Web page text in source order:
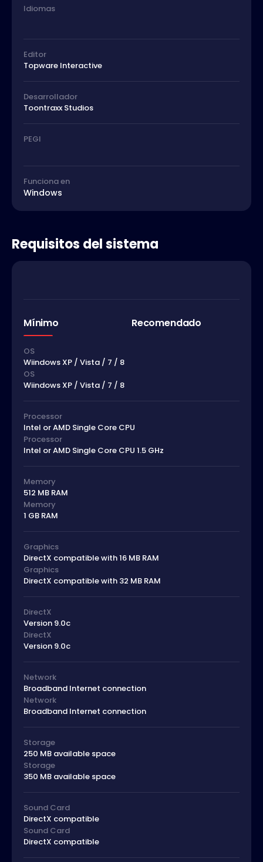
Idiomas
Editor
Topware Interactive
Desarrollador
Toontraxx Studios
PEGI
Funciona en
Windows
Requisitos del sistema
Mínimo Recomendado
OS
Wiindows XP / Vista / 7 / 8
OS
Wiindows XP / Vista / 7 / 8
Processor
Intel or AMD Single Core CPU
Processor
Intel or AMD Single Core CPU 1.5 GHz
Memory
512 MB RAM
Memory
1 GB RAM
Graphics
DirectX compatible with 16 MB RAM
Graphics
DirectX compatible with 32 MB RAM
DirectX
Version 9.0c
DirectX
Version 9.0c
Network
Broadband Internet connection
Network
Broadband Internet connection
Storage
250 MB available space
Storage
350 MB available space
Sound Card
DirectX compatible
Sound Card
DirectX compatible